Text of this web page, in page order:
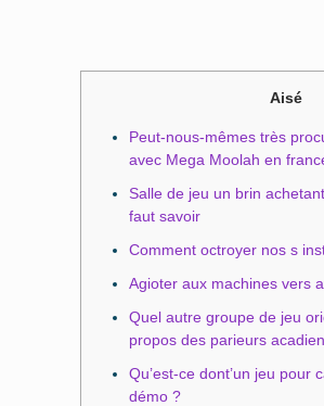
Aisé
Peut-nous-mêmes très
avec Mega Moolah en
Salle de jeu un brin
faut savoir
Comment octroyer nos s
Agioter aux machines vers
Quel autre groupe de jeu
propos des parieurs
Qu’est-ce dont’un jeu pour
démo ?